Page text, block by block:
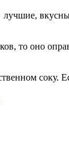
то оно
соку.